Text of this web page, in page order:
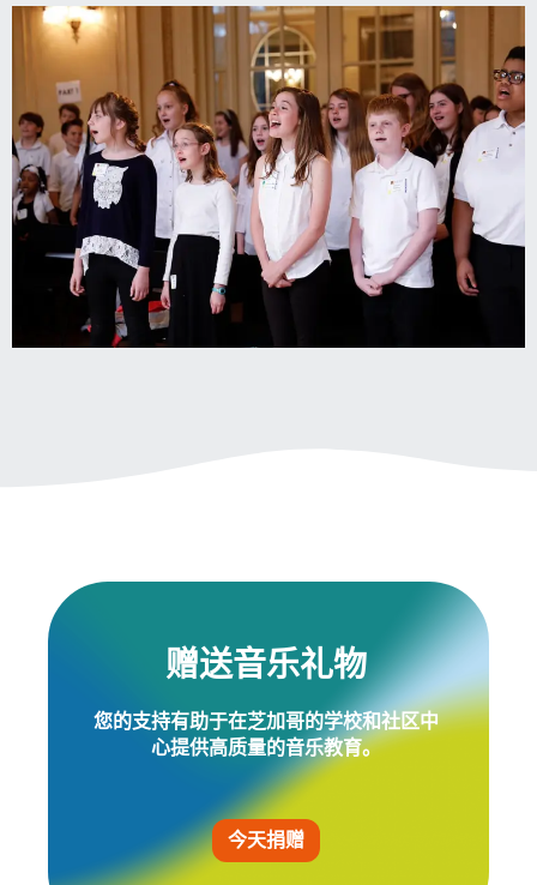
赠送音乐礼物
您的支持有助于在芝加哥的学校和社区中
心提供高质量的音乐教育。
今天捐赠